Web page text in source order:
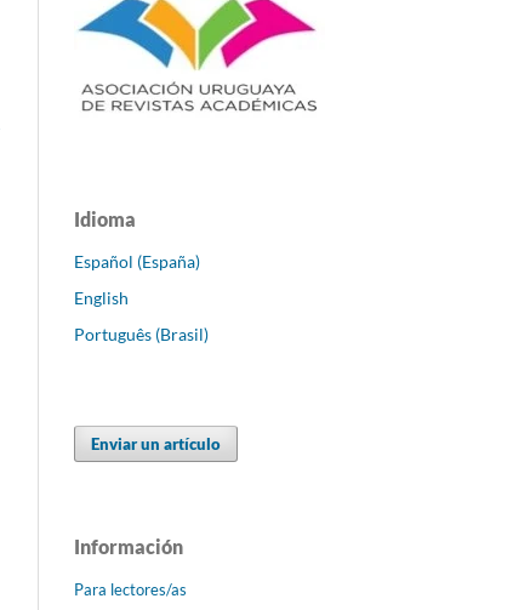
Idioma
Español (España)
English
Português (Brasil)
Enviar un artículo
Información
Para lectores/as